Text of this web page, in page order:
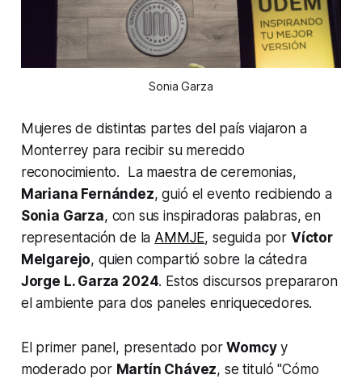
Sonia Garza
Mujeres de distintas partes del país viajaron a
Monterrey para recibir su merecido
reconocimiento. La maestra de ceremonias,
Mariana Fernández, guió el evento recibiendo a
Sonia Garza, con sus inspiradoras palabras, en
representación de la AMMJE, seguida por Víctor
Melgarejo, quien compartió sobre la cátedra
Jorge L. Garza 2024. Estos discursos prepararon
el ambiente para dos paneles enriquecedores.
El primer panel, presentado porWomcyy
moderado por Martín Chávez, se tituló"Cómo